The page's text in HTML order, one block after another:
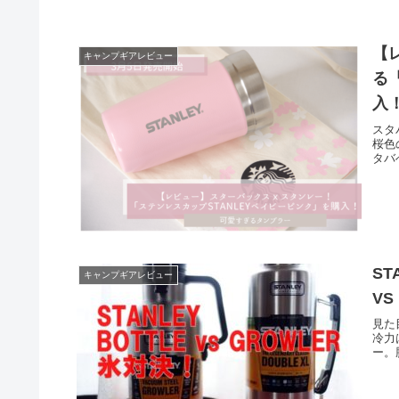
キャンプギアレビュー
る
入
ス
桜色
タバ
キャンプギアレビュー
VS
見
冷力
ー。